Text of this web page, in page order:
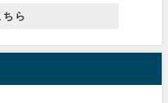
ちら